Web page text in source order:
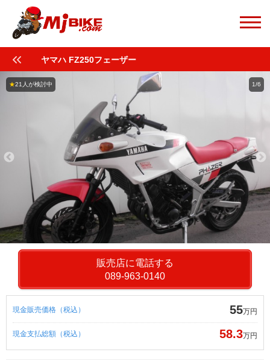
ヤマハ FZ250フェーザー
1/6
★21人が検討中
販売店に電話する
089-963-0140
現金販売価格（税込） 55万円
現金支払総額（税込） 58.3万円